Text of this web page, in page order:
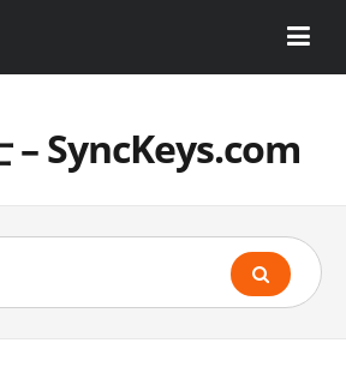
– SyncKeys.com